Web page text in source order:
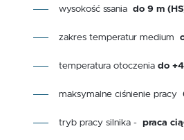
wysokość ssania do 9 m
zakres temperatur medium
temperatura otoczenia do
maksymalne ciśnienie pracy
tryb pracy silnika - praca